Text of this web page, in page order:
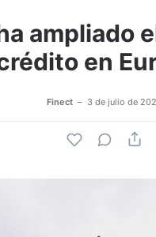
ampliado
en
Finect 3 de julio de